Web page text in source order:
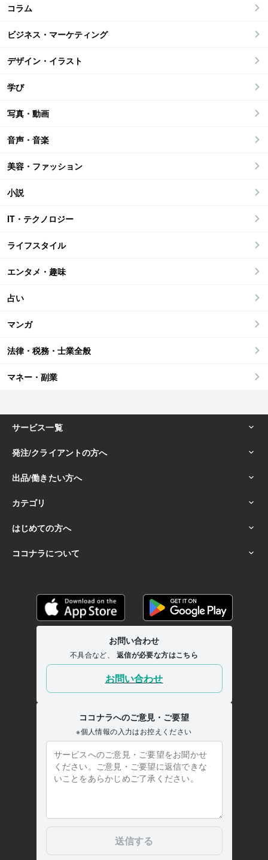
コラム
ビジネス・マーケティング
デザイン・イラスト
学び
写真・動画
音声・音楽
美容・ファッション
小説
IT・テクノロジー
ライフスタイル
エンタメ・趣味
占い
マンガ
法律・税務・士業全般
マネー・副業